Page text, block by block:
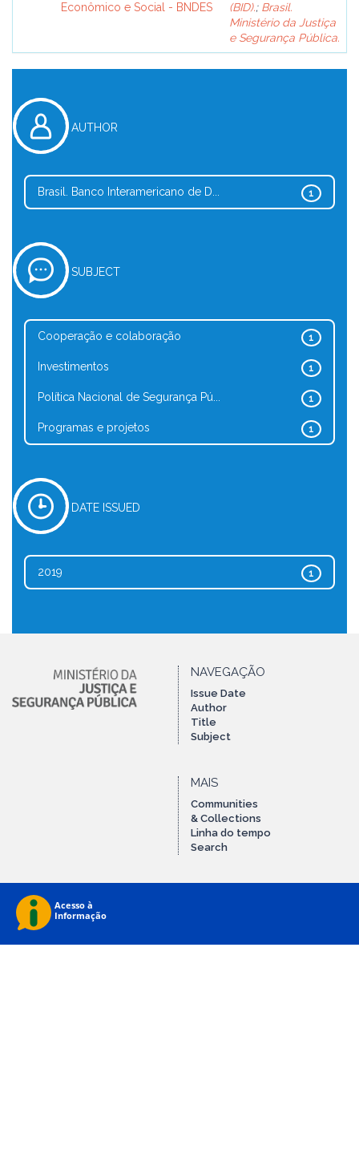
Econômico e Social - BNDES
(BID).; Brasil.
Ministério da Justiça
e Segurança Pública.
AUTHOR
1
Brasil. Banco Interamericano de D...
SUBJECT
1
Cooperação e colaboração
1
Investimentos
1
Política Nacional de Segurança Pú...
1
Programas e projetos
DATE ISSUED
1
2019
NAVEGAÇÃO
Issue Date
Author
Title
Subject
MAIS
Communities
& Collections
Linha do tempo
Search